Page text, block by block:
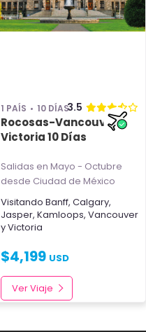
1 PAÍS 10 DÍAS3.5
Rocosas-Vancouver-
Victoria 10 Días
Salidas en Mayo - Octubre
desde Ciudad de México
Visitando Banff, Calgary,
Jasper, Kamloops, Vancouver
yVictoria
$4,199 USD
Ver Viaje